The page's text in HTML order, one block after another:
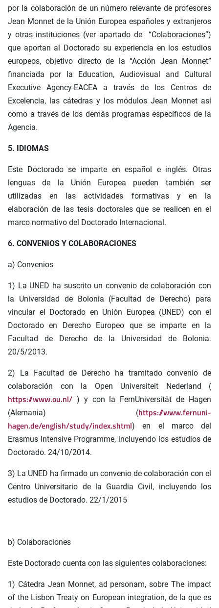
por la colaboración de un número relevante de profesores
Jean Monnet de la Unión Europea españoles y extranjeros
y otras instituciones (ver apartado de “Colaboraciones”)
que aportan al Doctorado su experiencia en los estudios
europeos, objetivo directo de la “Acción Jean Monnet”
financiada por la Education, Audiovisual and Cultural
Executive Agency-EACEA a través de los Centros de
Excelencia, las cátedras y los módulos Jean Monnet así
como a través de los demás programas específicos de la
Agencia.
5. IDIOMAS
Este Doctorado se imparte en español e inglés. Otras
lenguas de la Unión Europea pueden también ser
utilizadas en las actividades formativas y en la
elaboración de las tesis doctorales que se realicen en el
marco normativo del Doctorado Internacional.
6. CONVENIOS Y COLABORACIONES
a) Convenios
1) La UNED ha suscrito un convenio de colaboración con
la Universidad de Bolonia (Facultad de Derecho) para
vincular el Doctorado en Unión Europea (UNED) con el
Doctorado en Derecho Europeo que se imparte en la
Facultad de Derecho de la Universidad de Bolonia.
20/5/2013.
2) La Facultad de Derecho ha tramitado convenio de
colaboración con la Open Universiteit Nederland (
https://www.ou.nl/ ) y con la FernUniversität de Hagen
(Alemania) (https://www.fernuni-
hagen.de/english/study/index.shtml) en el marco del
Erasmus Intensive Programme, incluyendo los estudios de
Doctorado. 24/10/2014.
3) La UNED ha firmado un convenio de colaboración con el
Centro Universitario de la Guardia Civil, incluyendo los
estudios de Doctorado. 22/1/2015
b) Colaboraciones
Este Doctorado cuenta con las siguientes colaboraciones:
1) Cátedra Jean Monnet, ad personam, sobre The impact
of the Lisbon Treaty on European integration, de la que es